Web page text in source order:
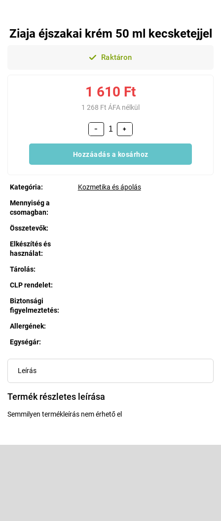
Ziaja éjszakai krém 50 ml kecsketejjel
Raktáron
1 610 Ft
1 268 Ft ÁFA nélkül
+
−
Hozzáadás a kosárhoz
Kategória:
Kozmetika és ápolás
Mennyiség a
csomagban:
Összetevők:
Elkészítés és
használat:
Tárolás:
CLP rendelet:
Biztonsági
figyelmeztetés:
Allergének:
Egységár:
Leírás
Termék részletes leírása
Semmilyen termékleírás nem érhető el